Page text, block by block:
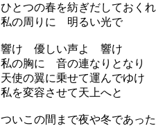
ひとつの春を紡ぎだしておくれ
私の周りに 明るい光で
響け 優しい声よ 響け
私の胸に 音の連なりとなり
天使の翼に乗せて運んでゆけ
私を変容させて天上へと
ついこの間まで夜や冬であった